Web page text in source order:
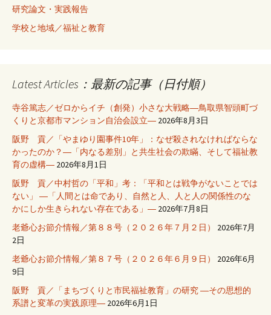
研究論文・実践報告
学校と地域／福祉と教育
Latest Articles：最新の記事（日付順）
寺谷篤志／ゼロからイチ（創発）小さな大戦略―鳥取県智頭町づ
くりと京都市マンション自治会設立― 2026年8月3日
阪野 貢／「やまゆり園事件10年」：なぜ殺されなければならな
かったのか？―「内なる差別」と共生社会の欺瞞、そして福祉教
育の虚構― 2026年8月1日
阪野 貢／中村哲の「平和」考：「平和とは戦争がないことでは
ない」 ―「人間とは命であり、自然と人、人と人の関係性のな
かにしか生きられない存在である」― 2026年7月8日
老爺心お節介情報／第８８号（２０２６年７月２日）
2026年7月
2日
老爺心お節介情報／第８７号（２０２６年６月９日）
2026年6月
9日
阪野 貢／「まちづくりと市民福祉教育」の研究 ―その思想的
系譜と変革の実践原理― 2026年6月1日